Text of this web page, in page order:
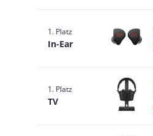
1. Platz
In-Ear
1. Platz
TV